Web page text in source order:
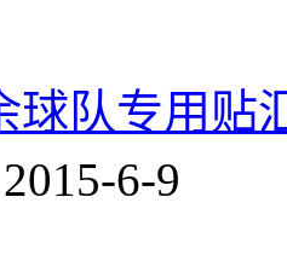
球队专用贴
2015-6-9